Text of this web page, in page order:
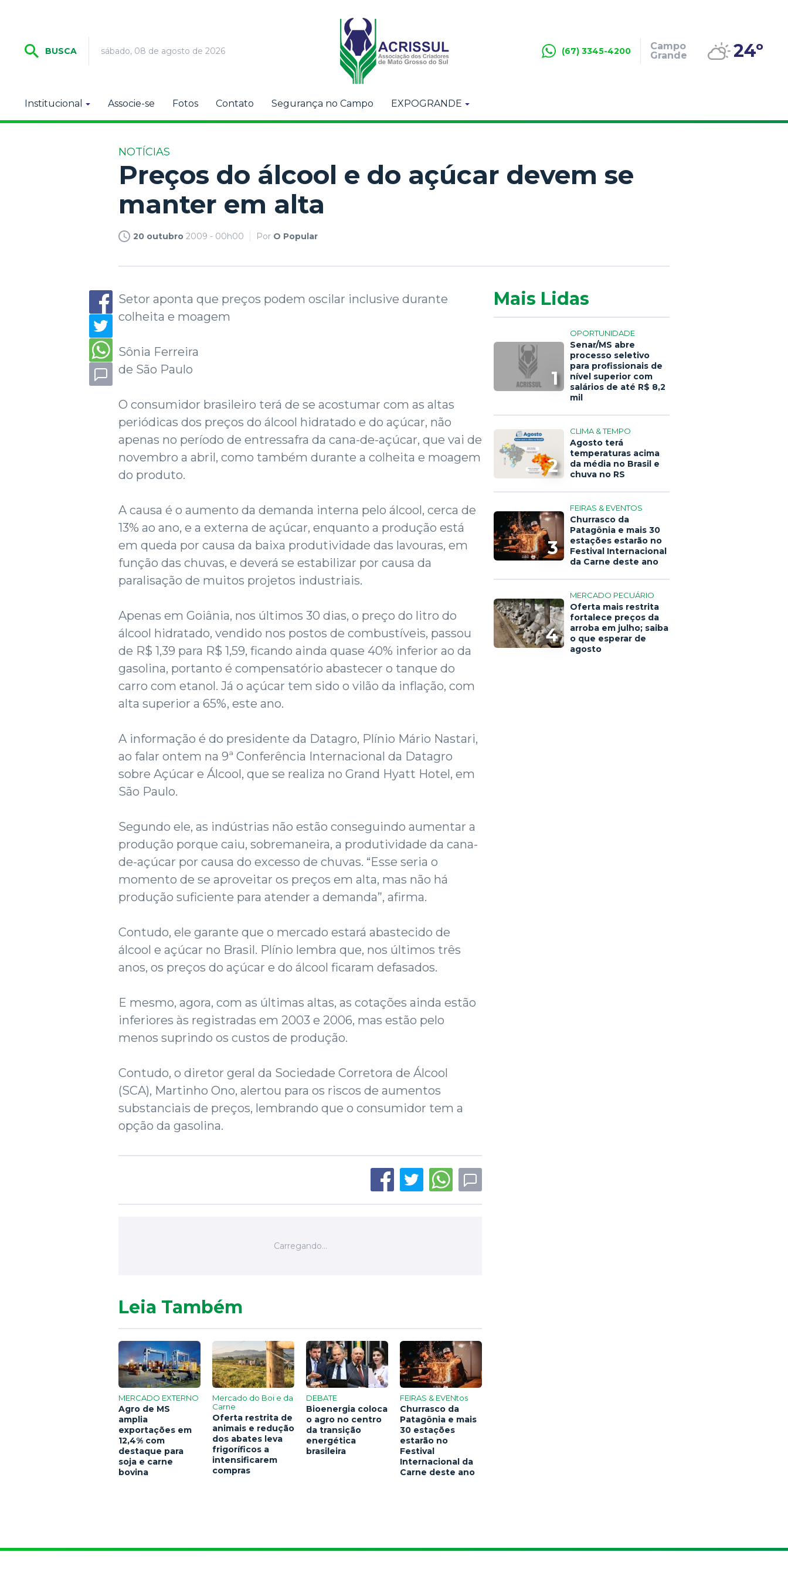
BUSCA sábado, 08 de agosto de 2026 (67) 3345-4200
Campo
Grande
24º
Institucional Associe-se Fotos Contato Segurança no Campo EXPOGRANDE
NOTÍCIAS
Preços do álcool e do açúcar devem se
manter em alta
20 outubro 2009 - 00h00 Por O Popular
Setor aponta que preços podem oscilar inclusive durante
colheita e moagem
Sônia Ferreira
de São Paulo
O consumidor brasileiro terá de se acostumar com as altas
periódicas dos preços do álcool hidratado e do açúcar, não
apenas no período de entressafra da cana-de-açúcar, que vai de
novembro a abril, como também durante a colheita e moagem
do produto.
A causa é o aumento da demanda interna pelo álcool, cerca de
13% ao ano, e a externa de açúcar, enquanto a produção está
em queda por causa da baixa produtividade das lavouras, em
função das chuvas, e deverá se estabilizar por causa da
paralisação de muitos projetos industriais.
Apenas em Goiânia, nos últimos 30 dias, o preço do litro do
álcool hidratado, vendido nos postos de combustíveis, passou
de R$ 1,39 para R$ 1,59, ficando ainda quase 40% inferior ao da
gasolina, portanto é compensatório abastecer o tanque do
carro com etanol. Já o açúcar tem sido o vilão da inflação, com
alta superior a 65%, este ano.
A informação é do presidente da Datagro, Plínio Mário Nastari,
ao falar ontem na 9ª Conferência Internacional da Datagro
sobre Açúcar e Álcool, que se realiza no Grand Hyatt Hotel, em
São Paulo.
Segundo ele, as indústrias não estão conseguindo aumentar a
produção porque caiu, sobremaneira, a produtividade da cana-
de-açúcar por causa do excesso de chuvas. “Esse seria o
momento de se aproveitar os preços em alta, mas não há
produção suficiente para atender a demanda”, afirma.
Contudo, ele garante que o mercado estará abastecido de
álcool e açúcar no Brasil. Plínio lembra que, nos últimos três
anos, os preços do açúcar e do álcool ficaram defasados.
E mesmo, agora, com as últimas altas, as cotações ainda estão
inferiores às registradas em 2003 e 2006, mas estão pelo
menos suprindo os custos de produção.
Contudo, o diretor geral da Sociedade Corretora de Álcool
(SCA), Martinho Ono, alertou para os riscos de aumentos
substanciais de preços, lembrando que o consumidor tem a
opção da gasolina.
Mais Lidas
1
OPORTUNIDADE
Senar/MS abre
processo seletivo
para profissionais de
nível superior com
salários de até R$ 8,2
mil
2
CLIMA & TEMPO
Agosto terá
temperaturas acima
da média no Brasil e
chuva no RS
3
FEIRAS & EVENTOS
Churrasco da
Patagônia e mais 30
estações estarão no
Festival Internacional
da Carne deste ano
4
MERCADO PECUÁRIO
Oferta mais restrita
fortalece preços da
arroba em julho; saiba
o que esperar de
agosto
Leia Também
MERCADO EXTERNO
Agro de MS
amplia
exportações em
12,4% com
destaque para
soja e carne
bovina
Mercado do Boi e da
Carne
Oferta restrita de
animais e redução
dos abates leva
frigoríficos a
intensificarem
compras
DEBATE
Bioenergia coloca
o agro no centro
da transição
energética
brasileira
FEIRAS & EVENtos
Churrasco da
Patagônia e mais
30 estações
estarão no
Festival
Internacional da
Carne deste ano